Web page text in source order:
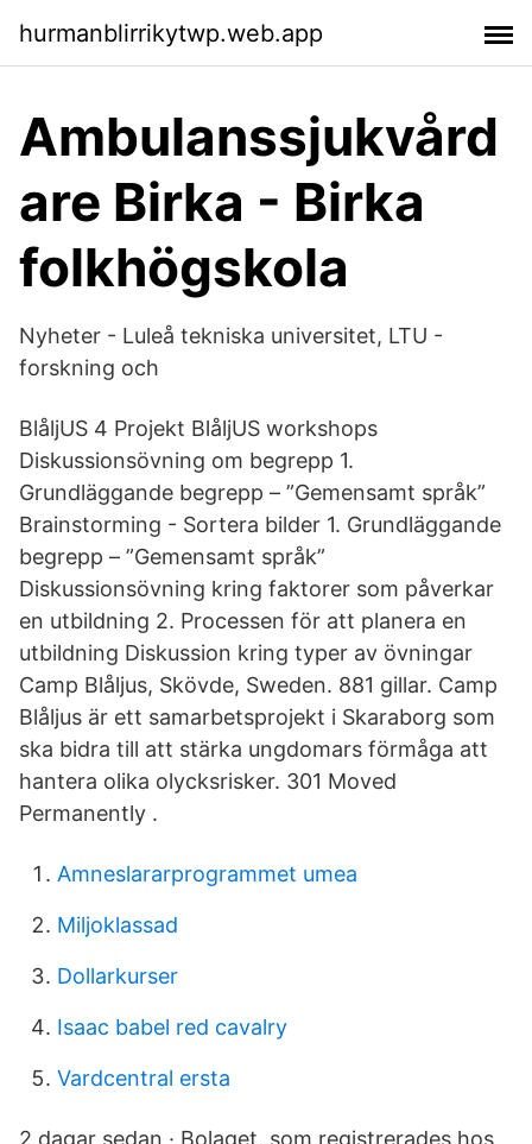
hurmanblirrikytwp.web.app
Ambulanssjukvård
are Birka - Birka
folkhögskola
Nyheter - Luleå tekniska universitet, LTU -
forskning och
BlåljUS 4 Projekt BlåljUS workshops
Diskussionsövning om begrepp 1.
Grundläggande begrepp – ”Gemensamt språk”
Brainstorming - Sortera bilder 1. Grundläggande
begrepp – ”Gemensamt språk”
Diskussionsövning kring faktorer som påverkar
en utbildning 2. Processen för att planera en
utbildning Diskussion kring typer av övningar
Camp Blåljus, Skövde, Sweden. 881 gillar. Camp
Blåljus är ett samarbetsprojekt i Skaraborg som
ska bidra till att stärka ungdomars förmåga att
hantera olika olycksrisker. 301 Moved
Permanently .
Amneslararprogrammet umea
Miljoklassad
Dollarkurser
Isaac babel red cavalry
Vardcentral ersta
2 dagar sedan · Bolaget, som registrerades hos